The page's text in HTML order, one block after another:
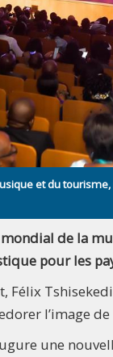
et du
de la
pour les
Félix
l’image de
une